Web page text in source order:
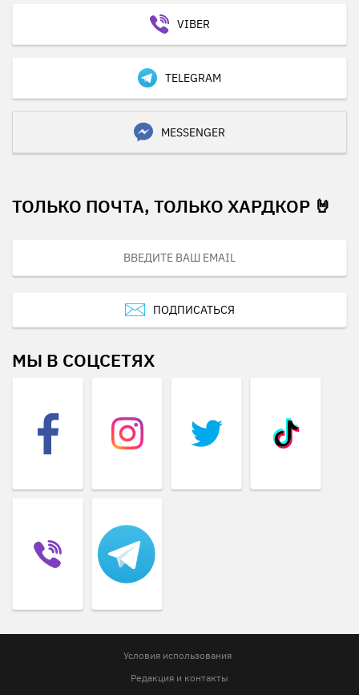
VIBER
TELEGRAM
MESSENGER
ТОЛЬКО ПОЧТА, ТОЛЬКО ХАРДКОР 🤘
ПОДПИСАТЬСЯ
МЫ В СОЦСЕТЯХ
Условия использования
Редакция и контакты